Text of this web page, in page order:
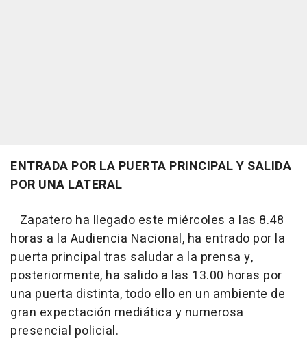
ENTRADA POR LA PUERTA PRINCIPAL Y SALIDA
POR UNA LATERAL
Zapatero ha llegado este miércoles a las 8.48
horas a la Audiencia Nacional, ha entrado por la
puerta principal tras saludar a la prensa y,
posteriormente, ha salido a las 13.00 horas por
una puerta distinta, todo ello en un ambiente de
gran expectación mediática y numerosa
presencial policial.